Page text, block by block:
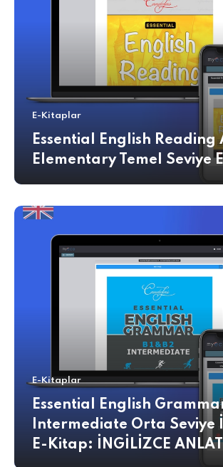
E-Kitaplar
Essential English Reading
Elementary Temel Seviye
E-Kitaplar
Essential English
Intermediate Orta Seviye
E-Kitap: İNGİLİZCE